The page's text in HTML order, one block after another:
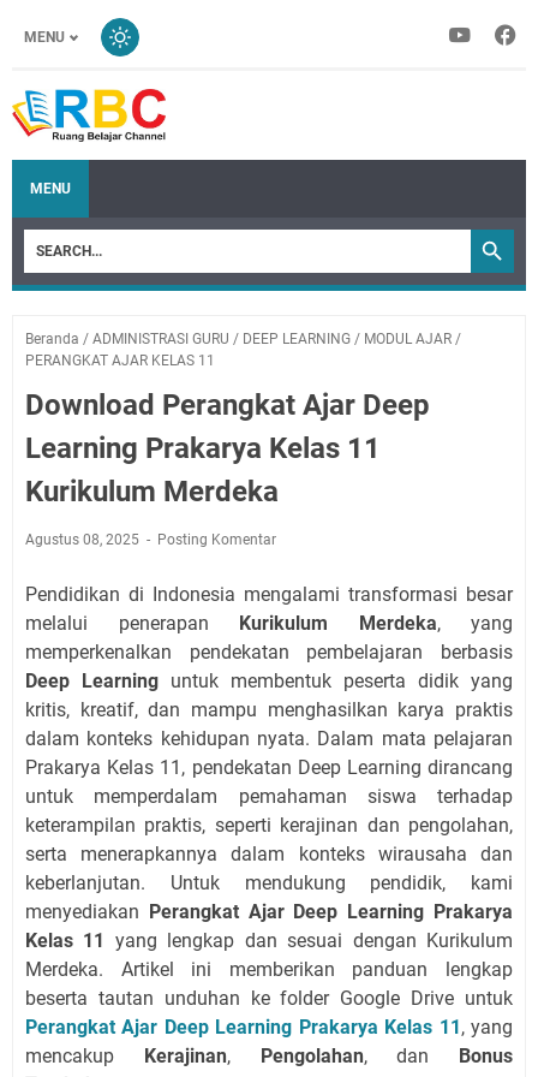
MENU
MENU
Beranda / ADMINISTRASI GURU / DEEP LEARNING / MODUL AJAR /
PERANGKAT AJAR KELAS 11
Download Perangkat Ajar Deep
Learning Prakarya Kelas 11
Kurikulum Merdeka
Agustus 08, 2025 Posting Komentar
Pendidikan di Indonesia mengalami transformasi besar
melalui penerapan Kurikulum Merdeka, yang
memperkenalkan pendekatan pembelajaran berbasis
Deep Learning untuk membentuk peserta didik yang
kritis, kreatif, dan mampu menghasilkan karya praktis
dalam konteks kehidupan nyata. Dalam mata pelajaran
Prakarya Kelas 11, pendekatan Deep Learning dirancang
untuk memperdalam pemahaman siswa terhadap
keterampilan praktis, seperti kerajinan dan pengolahan,
serta menerapkannya dalam konteks wirausaha dan
keberlanjutan. Untuk mendukung pendidik, kami
menyediakan Perangkat Ajar Deep Learning Prakarya
Kelas 11 yang lengkap dan sesuai dengan Kurikulum
Merdeka. Artikel ini memberikan panduan lengkap
beserta tautan unduhan ke folder Google Drive untuk
Perangkat Ajar Deep Learning Prakarya Kelas 11, yang
mencakup Kerajinan, Pengolahan, dan Bonus